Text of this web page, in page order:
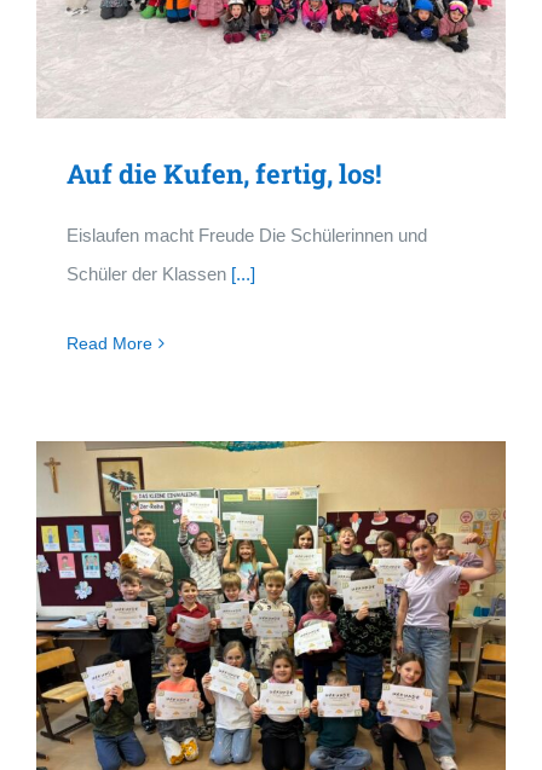
Auf die Kufen, fertig, los!
Eislaufen macht Freude Die Schülerinnen und
Schüler der Klassen [...]
Read More